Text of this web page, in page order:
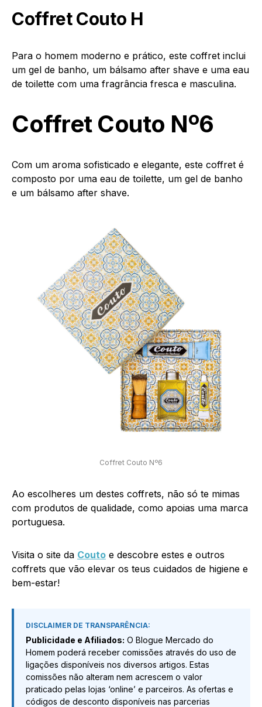
Coffret Couto H
Para o homem moderno e prático, este coffret inclui
um gel de banho, um bálsamo after shave e uma eau
de toilette com uma fragrância fresca e masculina.
Coffret Couto Nº6
Com um aroma sofisticado e elegante, este coffret é
composto por uma eau de toilette, um gel de banho
e um bálsamo after shave.
Coffret Couto Nº6
Ao escolheres um destes coffrets, não só te mimas
com produtos de qualidade, como apoias uma marca
portuguesa.
Visita o site da Couto e descobre estes e outros
coffrets que vão elevar os teus cuidados de higiene e
bem-estar!
DISCLAIMER DE TRANSPARÊNCIA:
Publicidade e Afiliados: O Blogue Mercado do
Homem poderá receber comissões através do uso de
ligações disponíveis nos diversos artigos. Estas
comissões não alteram nem acrescem o valor
praticado pelas lojas ‘online’ e parceiros. As ofertas e
códigos de desconto disponíveis nas parcerias